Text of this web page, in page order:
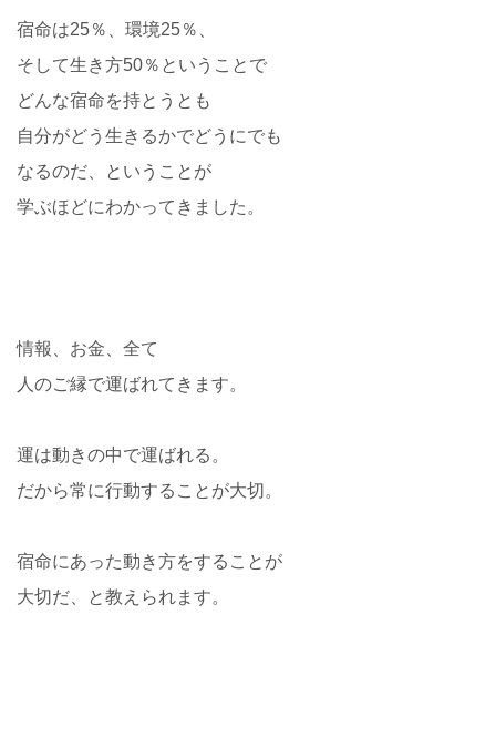
宿命は25％、環境25％、
そして生き方50％ということで
どんな宿命を持とうとも
自分がどう生きるかでどうにでも
なるのだ、ということが
学ぶほどにわかってきました。
情報、お金、全て
人のご縁で運ばれてきます。
運は動きの中で運ばれる。
だから常に行動することが大切。
宿命にあった動き方をすることが
大切だ、と教えられます。